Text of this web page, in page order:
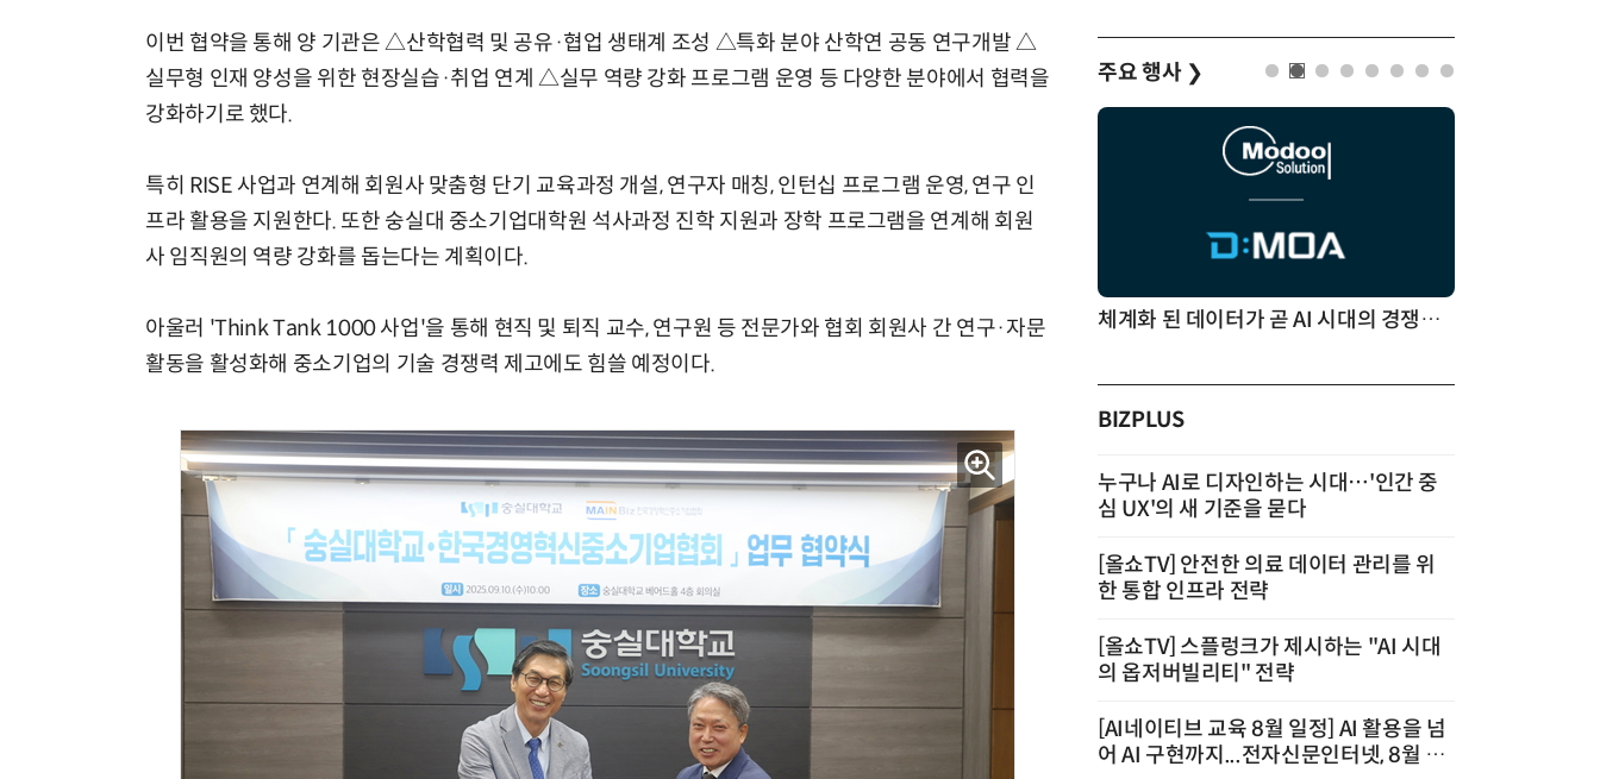
이번 협약을 통해 양 기관은 △산학협력 및 공유·협업 생태계 조성 △특화 분야 산학연 공동 연구개발 △
실무형 인재 양성을 위한 현장실습·취업 연계 △실무 역량 강화 프로그램 운영 등 다양한 분야에서 협력을
강화하기로 했다.
특히 RISE 사업과 연계해 회원사 맞춤형 단기 교육과정 개설, 연구자 매칭, 인턴십 프로그램 운영, 연구 인
프라 활용을 지원한다. 또한 숭실대 중소기업대학원 석사과정 진학 지원과 장학 프로그램을 연계해 회원
사 임직원의 역량 강화를 돕는다는 계획이다.
아울러 'Think Tank 1000 사업'을 통해 현직 및 퇴직 교수, 연구원 등 전문가와 협회 회원사 간 연구·자문
활동을 활성화해 중소기업의 기술 경쟁력 제고에도 힘쓸 예정이다.
주요 행사 ❯
AI Native Enterprise를 지원하는 AI Ready Data 플랫폼 활용 전략 AI 시대의 옵저버빌리티: GPU·LLM 모니터링부터 AI 기반 장애 대응까지 체계화 된 데이터가 곧 AI 시대의 경쟁력이다
BIZPLUS
누구나 AI로 디자인하는 시대…'인간 중
심 UX'의 새 기준을 묻다
[올쇼TV] 안전한 의료 데이터 관리를 위
한 통합 인프라 전략
[올쇼TV] 스플렁크가 제시하는 "AI 시대
의 옵저버빌리티" 전략
[AI네이티브 교육 8월 일정] AI 활용을 넘
어 AI 구현까지...전자신문인터넷, 8월 실